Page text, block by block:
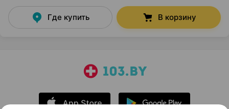
Где купить В корзину